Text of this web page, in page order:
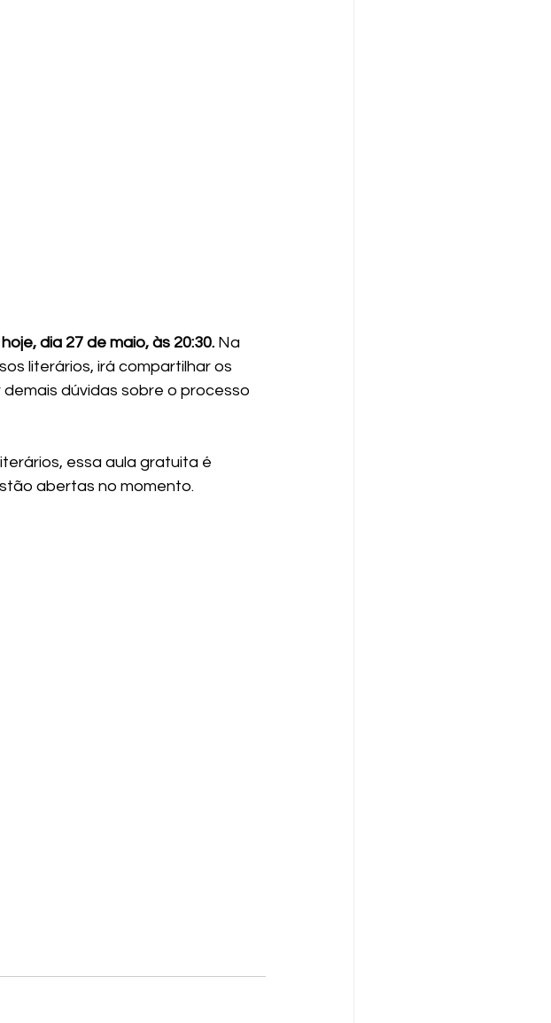
hoje, dia 27 de maio, às 20:30. Na
literários, irá compartilhar os
dúvidas sobre o processo
essa aula gratuita é
abertas no momento.